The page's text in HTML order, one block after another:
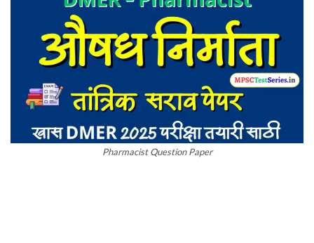
Pharmacist Question Paper